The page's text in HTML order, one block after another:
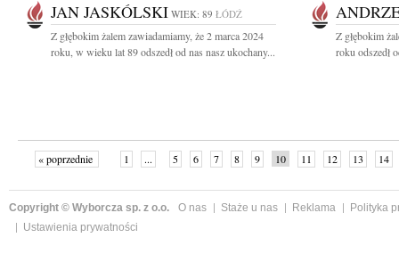
JAN JASKÓLSKI WIEK: 89 ŁÓDŹ
Z głębokim żalem zawiadamiamy, że 2 marca 2024
roku, w wieku lat 89 odszedł od nas nasz ukochany...
Z głębokim
roku odszedł
« poprzednie 1 ... 5 6 7 8 9 10 11 12 13 14
Copyright © Wyborcza sp. z o.o. O nas Staże u nas Reklama
Polityka
Ustawienia prywatności